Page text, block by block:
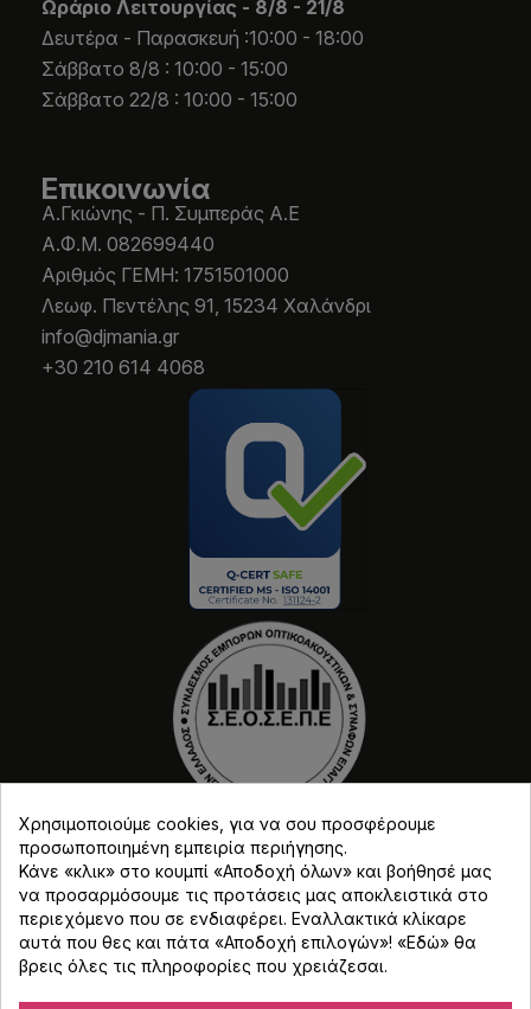
Ωράριο Λειτουργίας - 8/8 - 21/8
Δευτέρα - Παρασκευή :10:00 - 18:00
Σάββατο 8/8 : 10:00 - 15:00
Σάββατο 22/8 : 10:00 - 15:00
Επικοινωνία
Α.Γκιώνης - Π. Συμπεράς Α.Ε
Α.Φ.Μ. 082699440
Aριθμός ΓΕΜΗ: 1751501000
Λεωφ. Πεντέλης 91, 15234 Χαλάνδρι
info@djmania.gr
+30 210 614 4068
Copyright © Djmania 2026 / Οι τιμές περιλαμβάνουν
Χρησιμοποιούμε cookies, για να σου προσφέρουμε
προσωποποιημένη εμπειρία περιήγησης.
Κάνε «κλικ» στο κουμπί «Αποδοχή όλων» και βοήθησέ μας
να προσαρμόσουμε τις προτάσεις μας αποκλειστικά στο
περιεχόμενο που σε ενδιαφέρει. Εναλλακτικά κλίκαρε
αυτά που θες και πάτα «Αποδοχή επιλογών»! «Εδώ» θα
βρεις όλες τις πληροφορίες που χρειάζεσαι.